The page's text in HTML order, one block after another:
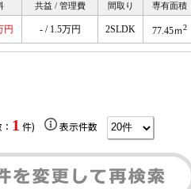
共益 / 管理費 間取り 専有面積
円 - / 1.5万円 2SLDK 77.45ｍ2
1 件) 表示件数